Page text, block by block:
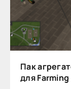
Пак
для